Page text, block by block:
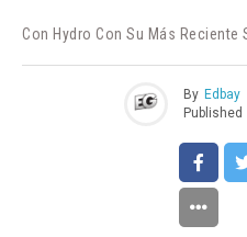
Con Hydro Con Su Más
By Edbay
Published